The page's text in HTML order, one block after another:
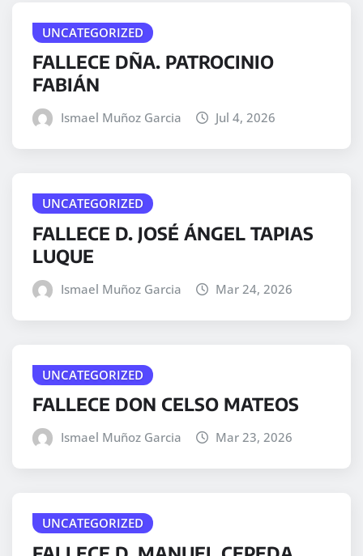
UNCATEGORIZED
FALLECE DÑA. PATROCINIO
FABIÁN
Ismael Muñoz Garcia Jul 4, 2026
UNCATEGORIZED
FALLECE D. JOSÉ ÁNGEL TAPIAS
LUQUE
Ismael Muñoz Garcia Mar 24, 2026
UNCATEGORIZED
FALLECE DON CELSO MATEOS
Ismael Muñoz Garcia Mar 23, 2026
UNCATEGORIZED